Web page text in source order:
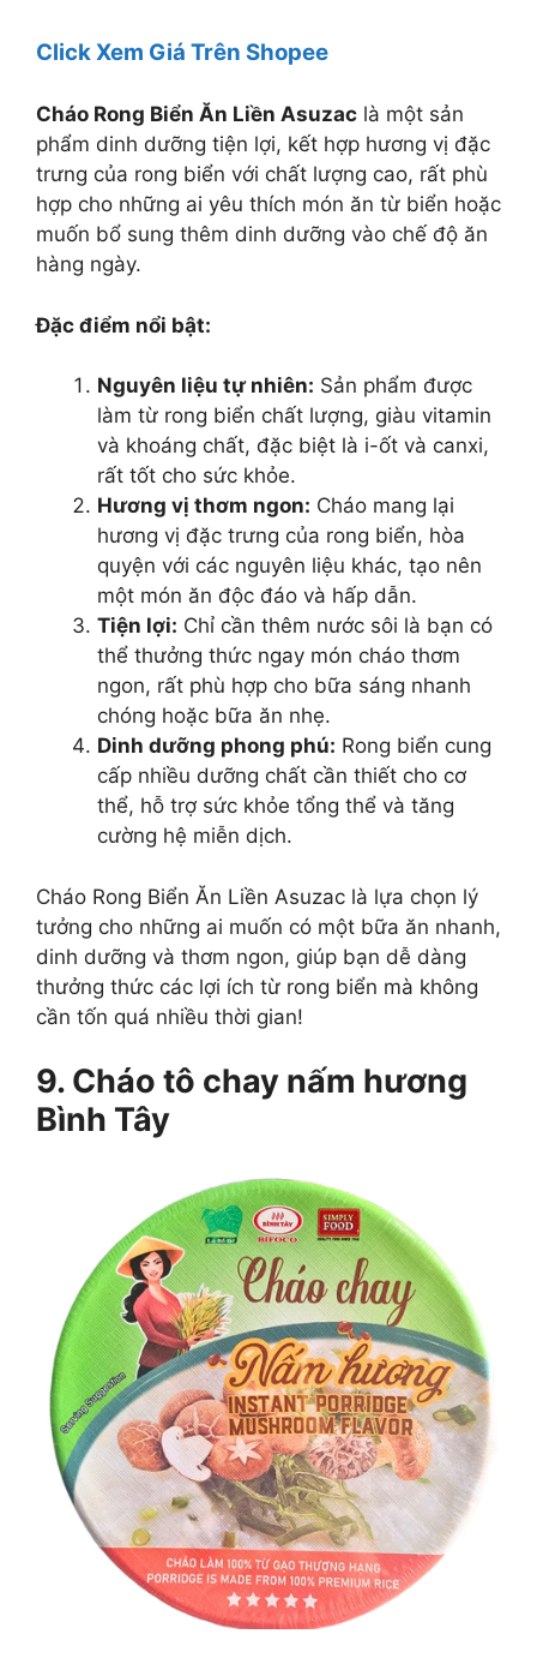
Click Xem Giá Trên Shopee
Cháo Rong Biển Ăn Liền Asuzac là một sản
phẩm dinh dưỡng tiện lợi, kết hợp hương vị đặc
trưng của rong biển với chất lượng cao, rất phù
hợp cho những ai yêu thích món ăn từ biển hoặc
muốn bổ sung thêm dinh dưỡng vào chế độ ăn
hàng ngày.
Đặc điểm nổi bật:
Nguyên liệu tự nhiên: Sản phẩm được
làm từ rong biển chất lượng, giàu vitamin
và khoáng chất, đặc biệt là i-ốt và canxi,
rất tốt cho sức khỏe.
Hương vị thơm ngon: Cháo mang lại
hương vị đặc trưng của rong biển, hòa
quyện với các nguyên liệu khác, tạo nên
một món ăn độc đáo và hấp dẫn.
Tiện lợi: Chỉ cần thêm nước sôi là bạn có
thể thưởng thức ngay món cháo thơm
ngon, rất phù hợp cho bữa sáng nhanh
chóng hoặc bữa ăn nhẹ.
Dinh dưỡng phong phú: Rong biển cung
cấp nhiều dưỡng chất cần thiết cho cơ
thể, hỗ trợ sức khỏe tổng thể và tăng
cường hệ miễn dịch.
Cháo Rong Biển Ăn Liền Asuzac là lựa chọn lý
tưởng cho những ai muốn có một bữa ăn nhanh,
dinh dưỡng và thơm ngon, giúp bạn dễ dàng
thưởng thức các lợi ích từ rong biển mà không
cần tốn quá nhiều thời gian!
9. Cháo tô chay nấm hương
Bình Tây